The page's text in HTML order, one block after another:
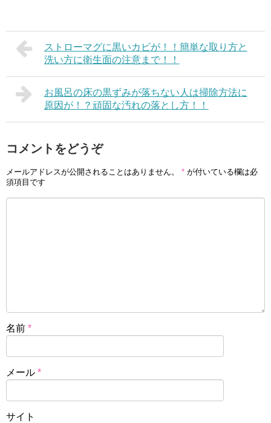
ストローマグに黒いカビが！！簡単な取り方と
洗い方に衛生面の注意まで！！
お風呂の床の黒ずみが落ちない人は掃除方法に
原因が！？頑固な汚れの落とし方！！
コメントをどうぞ
メールアドレスが公開されることはありません。 * が付いている欄は必
須項目です
名前 *
メール *
サイト